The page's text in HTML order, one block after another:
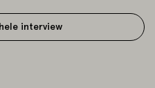
interview